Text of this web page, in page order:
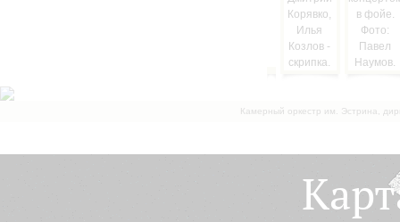
Камерный оркестр им. Эстрина,